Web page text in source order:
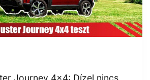
Journey 4×4: Dízel nincs,